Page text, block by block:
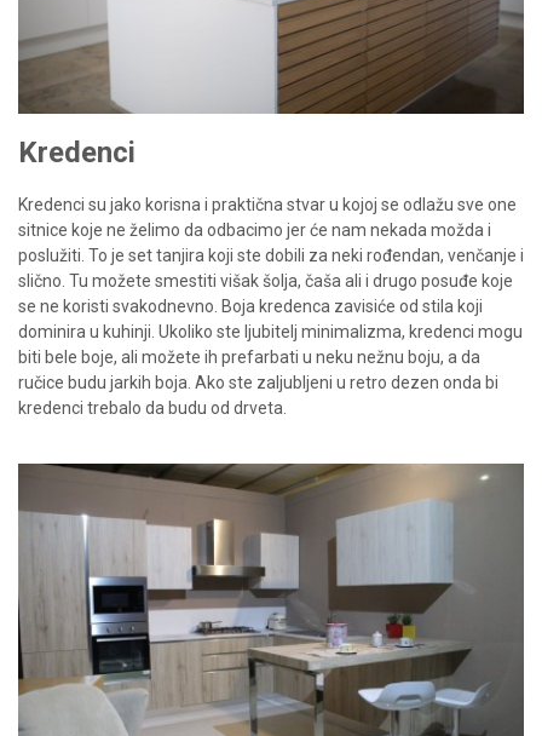
Kredenci
Kredenci su jako korisna i praktična stvar u kojoj se odlažu sve one
sitnice koje ne želimo da odbacimo jer će nam nekada možda i
poslužiti. To je set tanjira koji ste dobili za neki rođendan, venčanje i
slično. Tu možete smestiti višak šolja, čaša ali i drugo posuđe koje
se ne koristi svakodnevno. Boja kredenca zavisiće od stila koji
dominira u kuhinji. Ukoliko ste ljubitelj minimalizma, kredenci mogu
biti bele boje, ali možete ih prefarbati u neku nežnu boju, a da
ručice budu jarkih boja. Ako ste zaljubljeni u retro dezen onda bi
kredenci trebalo da budu od drveta.